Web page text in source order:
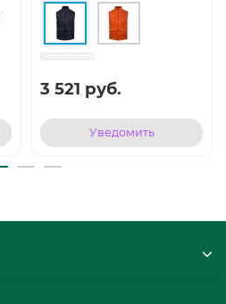
3 521 руб.
Уведомить